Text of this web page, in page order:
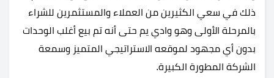
ذلك في سعي الكثيرين من العملاء والمستثمرين للشراء
بالمرحلة الأولى وهو وادي يم حتى أنه تم بيع أغلب الوحدات
بدون أي مجهود لموقعه الاستراتيجي المتميز وسمعة
الشركة المطورة الكبيرة.